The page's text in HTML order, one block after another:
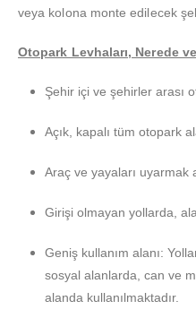
veya kolona monte edilecek
Otopark Levhaları, Nerede
Şehir içi ve şehirler arası
Açık, kapalı tüm otopark
Araç ve yayaları uyarmak
Girişi olmayan yollarda,
Geniş kullanım alanı:
sosyal alanlarda, can ve
alanda kullanılmaktadır.